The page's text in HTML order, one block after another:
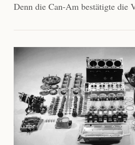
Denn die Can-Am bestätigte die